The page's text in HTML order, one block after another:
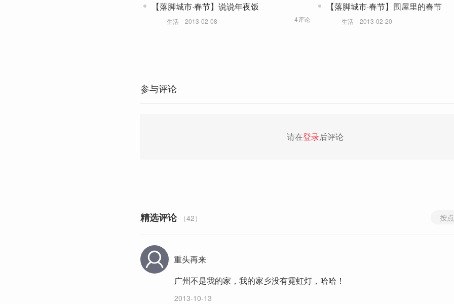
【落脚城市·春节】说说年夜饭
生活 2013-02-08 4评论
【落脚城市·春节】围屋里的春节
生活 2013-02-20
参与评论
请在登录后评论
精选评论 （42） 按
重头再来
广州不是我的家，我的家乡没有霓虹灯，哈哈！
2013-10-13